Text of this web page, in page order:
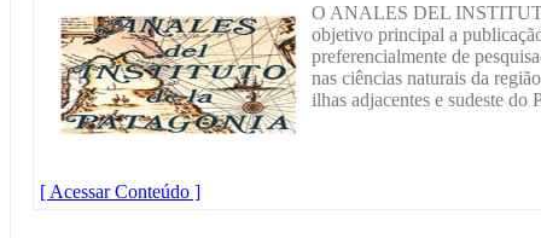
O ANALES DEL
objetivo principal a
preferencialmente de
nas ciências naturais da
ilhas adjacentes e sudeste do
[ Acessar Conteúdo ]